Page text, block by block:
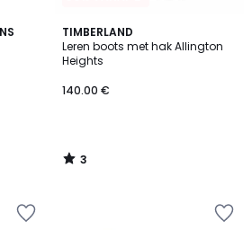
TIMBERLAND
Leren boots met hak Allington
Heights
140.00 €
3
/
5
3
/